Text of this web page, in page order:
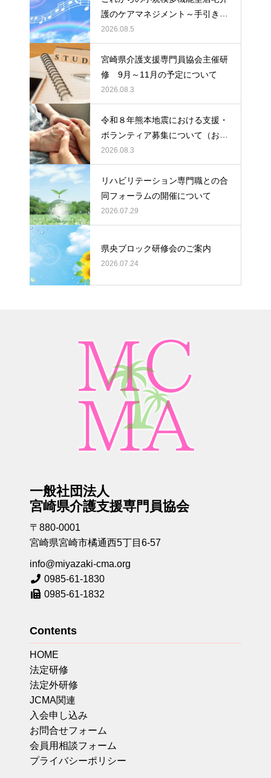
護のケアマネジメント～手引きの
活用と実践から学ぶ、利用者・家
族・地域を支える力～ 受講者の
募集について
2026.08.5
宮崎県介護支援専門員協会主催研
修 9月～11月の予定について
2026.08.3
令和８年熊本地震における支援・
ボランティア募集について（お願
い）
2026.08.3
リハビリテーション専門職との合
同フォーラムの開催について
2026.07.29
県央ブロック研修会のご案内
2026.07.24
一般社団法人
宮崎県介護支援専門員協会
〒880-0001
宮崎県宮崎市橘通西5丁目6-57
info@miyazaki-cma.org
0985-61-1830
0985-61-1832
Contents
HOME
法定研修
法定外研修
JCMA関連
入会申し込み
お問合せフォーム
会員用相談フォーム
プライバシーポリシー